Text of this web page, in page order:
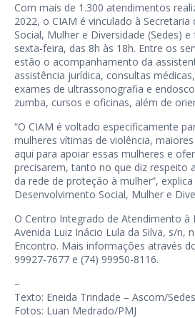
Com mais de 1.300 atendimentos
2022, o CIAM é vinculado à
Social, Mulher e Diversidade (Sedes)
sexta-feira, das 8h às 18h. Entre os
estão o acompanhamento da
assistência jurídica, consultas
exames de ultrassonografia e
zumba, cursos e oficinas, além de
“O CIAM é voltado especificamente
mulheres vítimas de violência,
aqui para apoiar essas mulheres e
precisarem, tanto no que diz respeito
da rede de proteção à mulher”,
Desenvolvimento Social, Mulher e
O Centro Integrado de Atendimento à
Avenida Luiz Inácio Lula da Silva, s/n,
Encontro. Mais informações através
99927-7677 e (74) 99950-8116.
–
Texto: Eneida Trindade – Ascom/
Fotos: Luan Medrado/PMJ